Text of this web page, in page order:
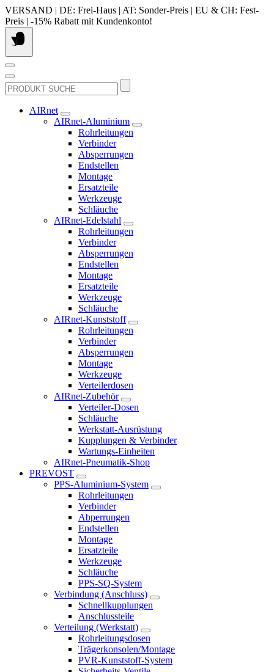
Springe
zum
Inhalt
VERSAND | DE: Frei-Haus | AT: Sonder-Preis | EU & CH: Fest-
Preis | -15% Rabatt mit Kundenkonto!
Suchen
nach:
AIRnet
AIRnet-Aluminium
Rohrleitungen
Verbinder
Absperrungen
Endstellen
Montage
Ersatzteile
Werkzeuge
Schläuche
AIRnet-Edelstahl
Rohrleitungen
Verbinder
Absperrungen
Endstellen
Montage
Ersatzteile
Werkzeuge
Schläuche
AIRnet-Kunststoff
Rohrleitungen
Verbinder
Absperrungen
Montage
Werkzeuge
Verteilerdosen
AIRnet-Zubehör
Verteiler-Dosen
Schläuche
Werkstatt-Ausrüstung
Kupplungen & Verbinder
Wartungs-Einheiten
AIRnet-Pneumatik-Shop
PREVOST
PPS-Aluminium-System
Rohrleitungen
Verbinder
Abperrungen
Endstellen
Montage
Ersatzteile
Werkzeuge
Schläuche
PPS-SQ-System
Verbindung (Anschluss)
Schnellkupplungen
Anschlussteile
Verteilung (Werkstatt)
Rohrleitungsdosen
Trägerkonsolen/Montage
PVR-Kunststoff-System